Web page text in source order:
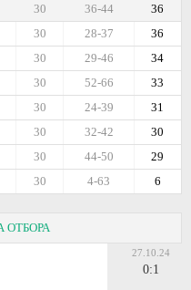
36
36-44
30
36
28-37
30
34
29-46
30
33
52-66
30
31
24-39
30
30
32-42
30
29
44-50
30
6
4-63
30
ОТБОРА
27.10.24
0:1